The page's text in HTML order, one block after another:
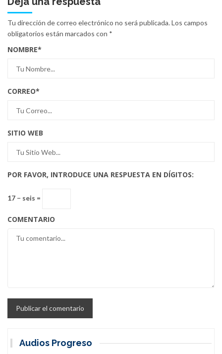
Tu dirección de correo electrónico no será publicada.Los campos
obligatorios están marcados con *
NOMBRE*
CORREO*
SITIO WEB
POR FAVOR, INTRODUCE UNA RESPUESTA EN DÍGITOS:
17 − seis =
COMENTARIO
Audios Progreso